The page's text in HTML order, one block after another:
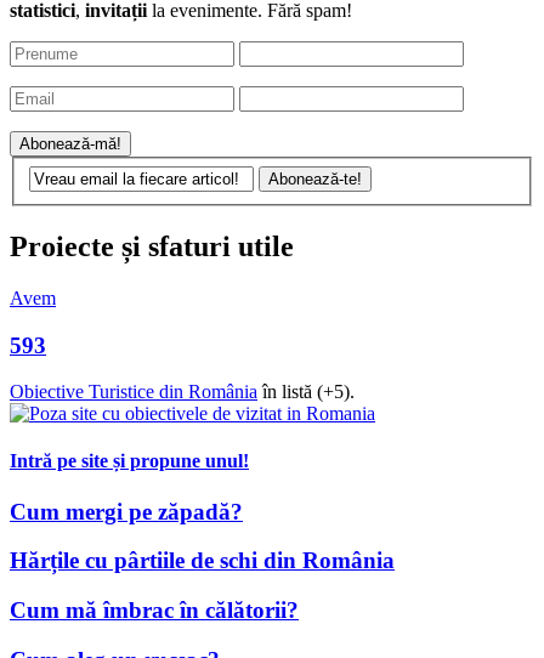
statistici,
Proiecte și sfaturi utile
Avem
593
Intră pe site și propune unul!
Cum mergi pe zăpadă?
Hărțile cu pârtiile de schi din România